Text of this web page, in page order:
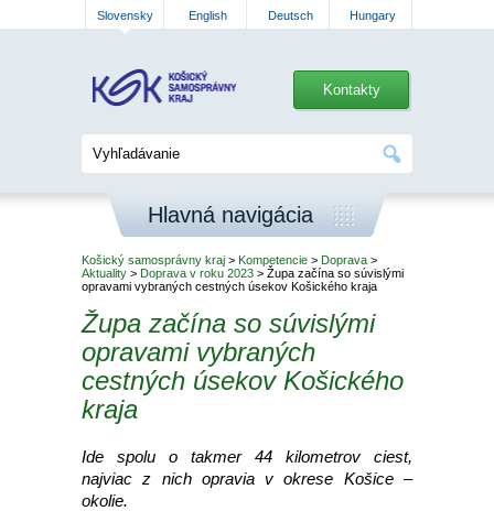
Slovensky English Deutsch Hungary
Kontakty
Hlavná navigácia
Košický samosprávny kraj > Kompetencie > Doprava >
Aktuality > Doprava v roku 2023 > Župa začína so súvislými
opravami vybraných cestných úsekov Košického kraja
Župa začína so súvislými
opravami vybraných
cestných úsekov Košického
kraja
Ide spolu o takmer 44 kilometrov ciest,
najviac z nich opravia v okrese Košice –
okolie.